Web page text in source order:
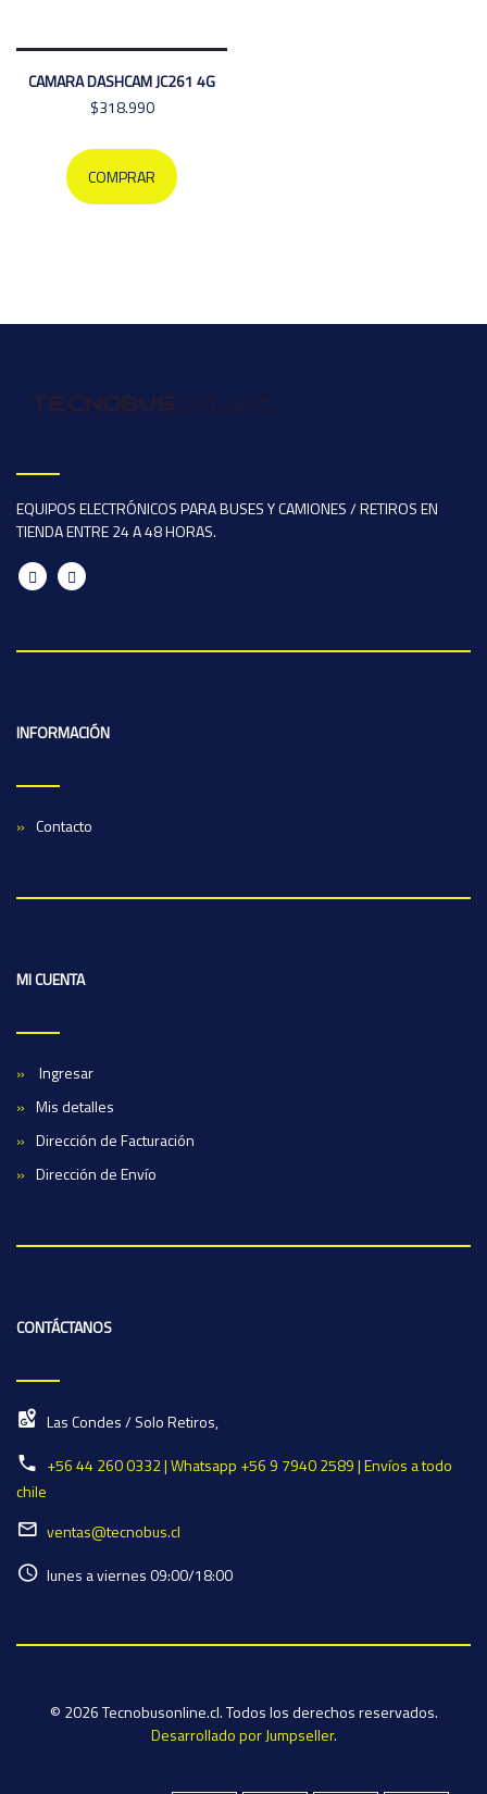
CAMARA DASHCAM JC261 4G
$318.990
COMPRAR
EQUIPOS ELECTRÓNICOS PARA BUSES Y CAMIONES / RETIROS EN
TIENDA ENTRE 24 A 48 HORAS.
INFORMACIÓN
Contacto
MI CUENTA
Ingresar
Mis detalles
Dirección de Facturación
Dirección de Envío
CONTÁCTANOS
Las Condes / Solo Retiros,
+56 44 260 0332 | Whatsapp +56 9 7940 2589 | Envíos a todo
chile
ventas@tecnobus.cl
lunes a viernes 09:00/18:00
© 2026 Tecnobusonline.cl. Todos los derechos reservados.
Desarrollado por Jumpseller.